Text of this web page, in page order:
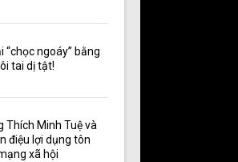
“chọc ngoáy” bằng
tai dị tật!
Thích Minh Tuệ và
điệu lợi dụng tôn
xã hội